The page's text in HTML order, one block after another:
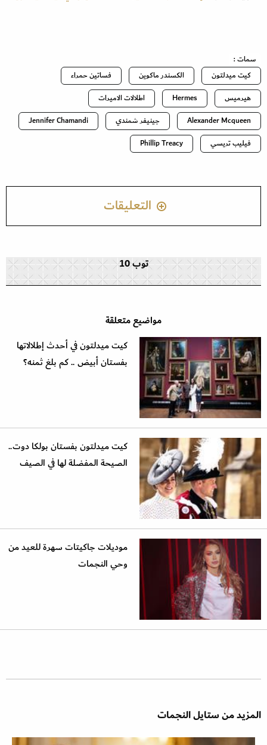
سمات :
كيت ميدلتون
الكسندر ماكوين
فساتين حمراء
هيرميس
Hermes
اطلالات الاميرات
Alexander Mcqueen
جينيفر شمندي
Jennifer Chamandi
فيليب تريسي
Phillip Treacy
التعليقات
توب 10
مواضيع متعلقة
كيت ميدلتون في أحدث إطلالاتها
بفستان أبيض .. كم بلغ ثمنه؟
كيت ميدلتون بفستان بولكا دوت..
الصيحة المفضلة لها في الصيف
موديلات جاكيتات سهرة للعيد من
وحي النجمات
المزيد من ستايل النجمات